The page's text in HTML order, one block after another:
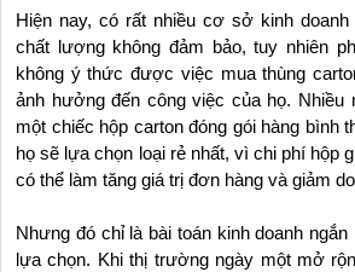
Hiện nay, có rất nhiều cơ sở kinh
chất lượng không đảm bảo, tuy nhiên
không ý thức được việc mua thùng
ảnh hưởng đến công việc của họ. Nhiều
một chiếc hộp carton đóng gói hàng bình
họ sẽ lựa chọn loại rẻ nhất, vì chi phí hộp
có thể làm tăng giá trị đơn hàng và giảm
Nhưng đó chỉ là bài toán kinh doanh ngắn
lựa chọn. Khi thị trường ngày một mở